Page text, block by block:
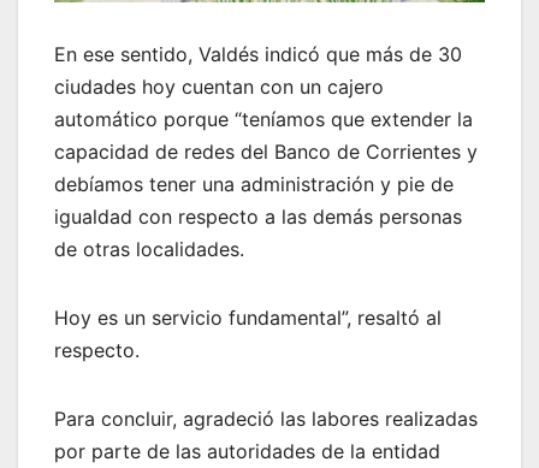
En ese sentido, Valdés indicó que más de 30
ciudades hoy cuentan con un cajero
automático porque “teníamos que extender la
capacidad de redes del Banco de Corrientes y
debíamos tener una administración y pie de
igualdad con respecto a las demás personas
de otras localidades.
Hoy es un servicio fundamental”, resaltó al
respecto.
Para concluir, agradeció las labores realizadas
por parte de las autoridades de la entidad